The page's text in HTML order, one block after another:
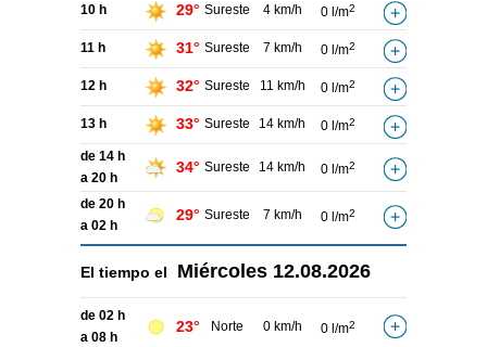
10 h 29° Sureste 4 km/h 0 l/m2
11 h 31° Sureste 7 km/h 0 l/m2
12 h 32° Sureste 11 km/h 0 l/m2
13 h 33° Sureste 14 km/h 0 l/m2
de 14 h
a 20 h
34° Sureste 14 km/h 0 l/m2
de 20 h
a 02 h
29° Sureste 7 km/h 0 l/m2
El tiempo el Miércoles 12.08.2026
de 02 h
a 08 h
23° Norte 0 km/h 0 l/m2